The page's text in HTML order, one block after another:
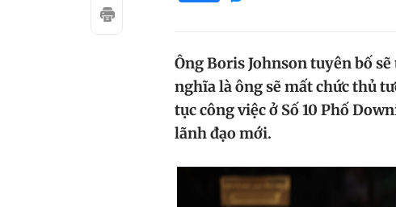
Ông Boris Johnson tuyên bố
nghĩa là ông sẽ mất chức thủ
tục công việc ở Số 10 Phố
lãnh đạo mới.